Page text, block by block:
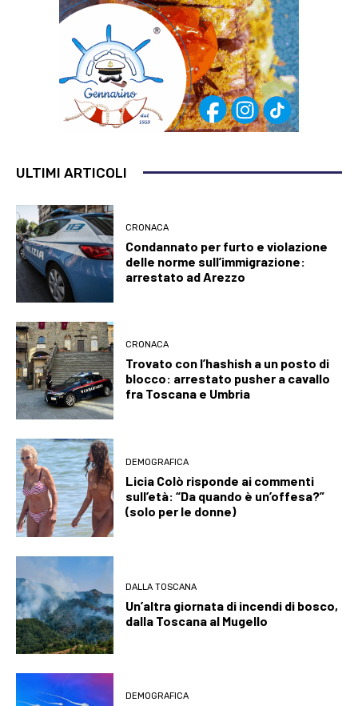
ULTIMI ARTICOLI
CRONACA
Condannato per furto e violazione
delle norme sull’immigrazione:
arrestato ad Arezzo
CRONACA
Trovato con l’hashish a un posto di
blocco: arrestato pusher a cavallo
fra Toscana e Umbria
DEMOGRAFICA
Licia Colò risponde ai commenti
sull’età: “Da quando è un’offesa?”
(solo per le donne)
DALLA TOSCANA
Un’altra giornata di incendi di bosco,
dalla Toscana al Mugello
DEMOGRAFICA